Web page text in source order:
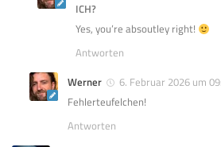
ICH?
Yes, you’re absoutley right!
Antworten
Werner
6. Februar 2026 um
Fehlerteufelchen!
Antworten